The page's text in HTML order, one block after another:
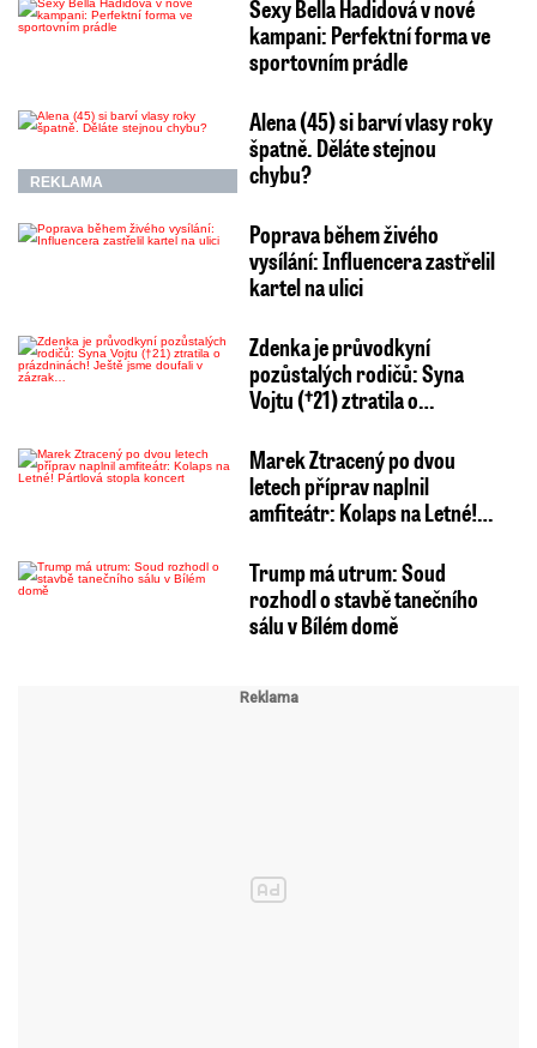
Sexy Bella Hadidová v nové
kampani: Perfektní forma ve
sportovním prádle
REKLAMA
Alena (45) si barví vlasy roky
špatně. Děláte stejnou
chybu?
Poprava během živého
vysílání: Influencera zastřelil
kartel na ulici
Zdenka je průvodkyní
pozůstalých rodičů: Syna
Vojtu (†21) ztratila o…
Marek Ztracený po dvou
letech příprav naplnil
amfiteátr: Kolaps na Letné!…
Trump má utrum: Soud
rozhodl o stavbě tanečního
sálu v Bílém domě